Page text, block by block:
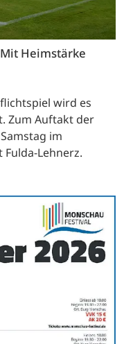
Heimstärke
wird es
Zum Auftakt der
im
Lehnerz.